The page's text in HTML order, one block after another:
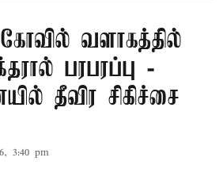
கோவில் வளாகத்தில்
பரபரப்பு -
தீவிர சிகிச்சை
3:40 pm